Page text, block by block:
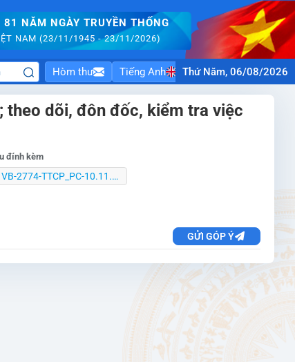
NĂM NGÀY TRUYỀN THỐNG
NAM (23/11/1945 - 23/11/2026)
Hòm thư Tiếng Anh Thứ Năm, 06/08/2026
theo dõi, đôn đốc, kiểm tra việc
đính kèm
VB-2774-TTCP_PC-10.11.25-Gửi các Bộ, ngành, địa phương về TT HD TH thanh tra.pdf
GỬI GÓP Ý